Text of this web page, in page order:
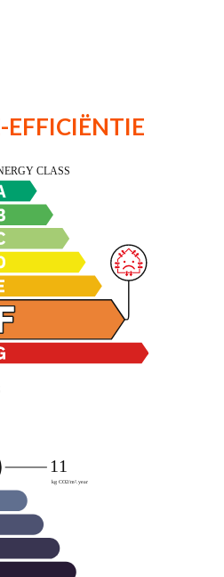
EFFICIËNTIE